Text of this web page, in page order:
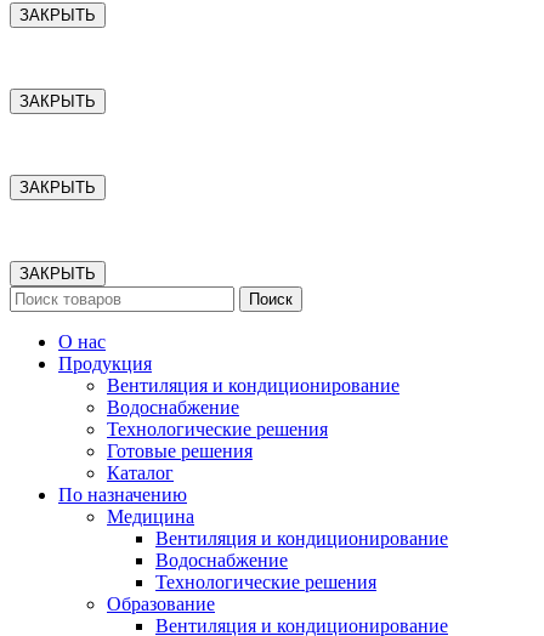
ЗАКРЫТЬ
ЗАКРЫТЬ
ЗАКРЫТЬ
ЗАКРЫТЬ
Поиск
О нас
Продукция
Вентиляция и кондиционирование
Водоснабжение
Технологические решения
Готовые решения
Каталог
По назначению
Медицина
Вентиляция и кондиционирование
Водоснабжение
Технологические решения
Образование
Вентиляция и кондиционирование